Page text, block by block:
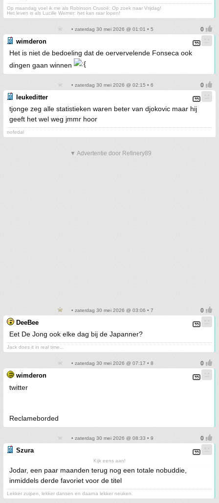
Op maandag voel ik me als Robinson Crusoë: Op zoek naar Vrijdag!
Het leven is als Lucille Werner: het kan raar lopen!
• zaterdag 30 mei 2026 @ 01:01 • 5
wimderon
Het is niet de bedoeling dat de oervervelende Fonseca ook
dingen gaan winnen
• zaterdag 30 mei 2026 @ 02:15 • 6
leukeditter
tjonge zeg alle statistieken waren beter van djokovic maar hij
geeft het wel weg jmmr hoor
nofedal
▼ Advertentie door Refinery89
• zaterdag 30 mei 2026 @ 03:06 • 7
DeeBee
Eet De Jong ook elke dag bij de Japanner?
Jack does it in real time...
• zaterdag 30 mei 2026 @ 07:17 • 8
wimderon
twitter
Reclameborded
• zaterdag 30 mei 2026 @ 08:33 • 9
Szura
Kijk eens aan!
Jodar, een paar maanden terug nog een totale nobuddie,
inmiddels derde favoriet voor de titel
Lekker zuipen, lekker dansen en daarna lekker neuken.